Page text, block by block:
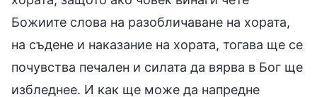
Божиите слова на разобличаване на хората,
на съдене и наказание на хората, тогава ще се
почувства печален и силата да вярва в Бог ще
избледнее. И как ще може да напредне